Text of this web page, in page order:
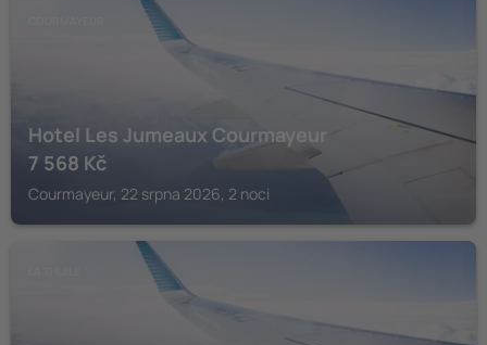
Hotel Les Jumeaux Courmayeur
7 568 Kč
Courmayeur, 22 srpna 2026, 2 noci